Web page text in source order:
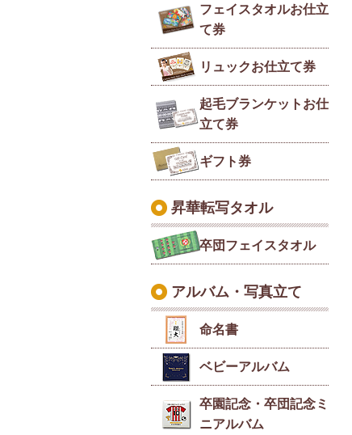
フェイスタオルお仕立
て券
リュックお仕立て券
起毛ブランケットお仕
立て券
ギフト券
昇華転写タオル
卒団フェイスタオル
アルバム・写真立て
命名書
ベビーアルバム
卒園記念・卒団記念ミ
ニアルバム